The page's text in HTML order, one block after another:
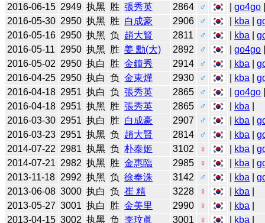
2016-06-15 2949 执黑 胜 張秀英 2864 ♂ |go4go
2016-05-30 2950 执黑 胜 白成豪 2906 ♂ kba |
2016-05-16 2950 执黑 负 趙大賢 2811 ♂ kba |
2016-05-11
2950 执黑 胜 姜 勳(大) 2892 ♂ |go4go
2016-05-02 2950 执白 胜 金鐘秀 2914 ♂ kba |
2016-04-25 2950 执白 负 金東燁 2930 ♂ kba |
2016-04-18 2951 执白 负 張秀英 2865 ♂ |go4go
2016-04-18 2951 执黑 胜 張秀英 2865 ♂ kba
2016-03-30 2951 执白 胜 白成豪 2907 ♂ kba |
2016-03-23 2951 执黑 负 趙大賢 2814 ♂ kba |
2014-07-22 2981 执黑 负 朴泰姬 3102 ♀ kba |
2014-07-21 2982 执黑 胜 金惠臨 2985 ♀ kba |
2013-11-18 2992 执黑 负 徐奉洙 3142 ♂ kba |
2013-06-08 3000 执白 负 崔 精 3228 ♀ kba
2013-05-27 3001 执白 胜 金美里 2990 ♀ kba
2013-04-15 3002 执黑 负 李玟眞 3001 ♀ kba